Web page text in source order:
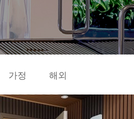
가정 해외